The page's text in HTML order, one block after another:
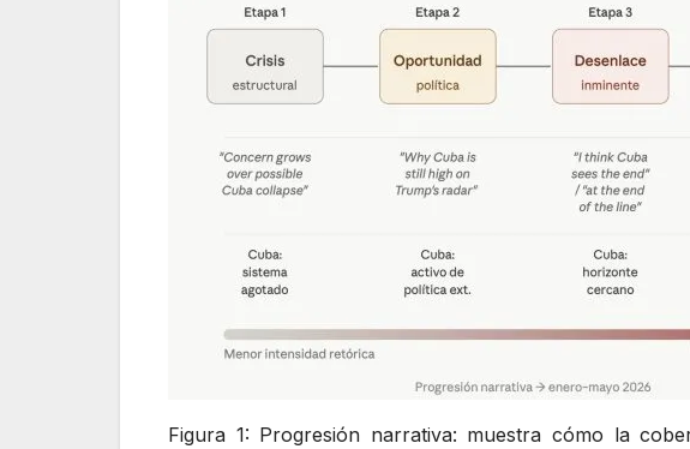
Figura 1: Progresión narrativa: muestra cómo la